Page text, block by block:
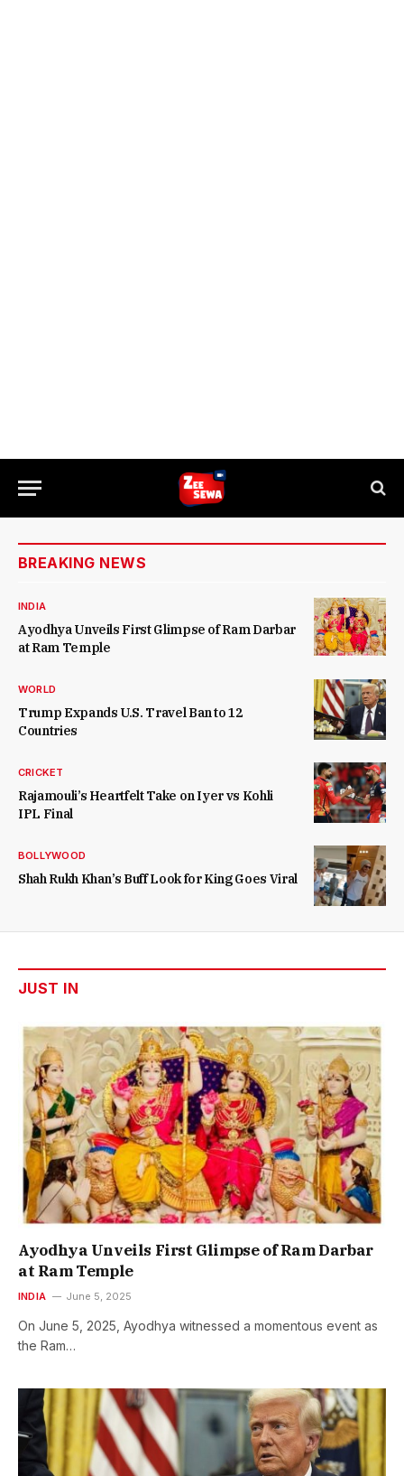
BREAKING NEWS
INDIA
Ayodhya Unveils First Glimpse of Ram Darbar
at Ram Temple
WORLD
Trump Expands U.S. Travel Ban to 12
Countries
CRICKET
Rajamouli’s Heartfelt Take on Iyer vs Kohli
IPL Final
BOLLYWOOD
Shah Rukh Khan’s Buff Look for King Goes Viral
JUST IN
Ayodhya Unveils First Glimpse of Ram Darbar
at Ram Temple
INDIA June 5, 2025
On June 5, 2025, Ayodhya witnessed a momentous event as
the Ram…